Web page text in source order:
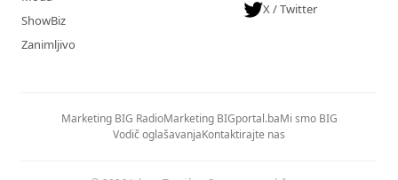
ShowBiz
Zanimljivo
X / Twitter
Marketing BIG RadioMarketing BIGportal.baMi smo BIG
Vodič oglašavanjaKontaktirajte nas